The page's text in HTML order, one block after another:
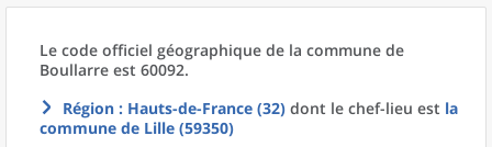
Le code officiel géographique de la commune de
Boullarre est 60092.
Région : Hauts-de-France (32) dont le chef-lieu est la
commune de Lille (59350)